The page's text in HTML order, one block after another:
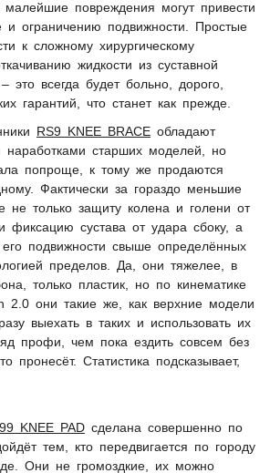
повреждения могут привести
и ограничению подвижности. Простые
к сложному хирургическому
жидкости из суставной
это всегда будет больно, дорого,
гарантий, что станет как прежде.
RS9 KNEE BRACE обладают
наработками старших моделей, но
попроще, к тому же продаются
Фактически за гораздо меньшие
не только защиту колена и голени от
фиксацию сустава от удара сбоку, а
его подвижности свыше определённых
пределов. Да, они тяжелее, в
только пластик, но по кинематике
2.0 они такие же, как верхние модели
выехать в таких и использовать их
профи, чем пока ездить совсем без
пронесёт. Статистика подсказывает,
KNEE PAD сделана совершенно по
тем, кто передвигается по городу
Они не громоздкие, их можно